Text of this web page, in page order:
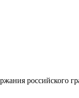
российского